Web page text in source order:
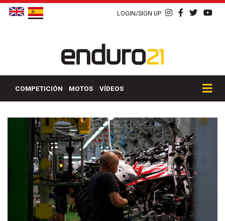
LOGIN/SIGN UP
COMPETICIÓN MOTOS VÍDEOS